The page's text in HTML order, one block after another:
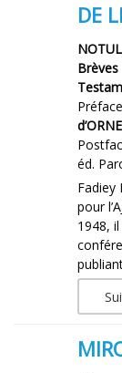
DE
éd.
Fadiey
pour
1948,